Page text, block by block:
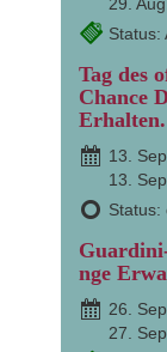
Status:
Tag des
Chance
13.
13.
Status:
nge
26.
27.